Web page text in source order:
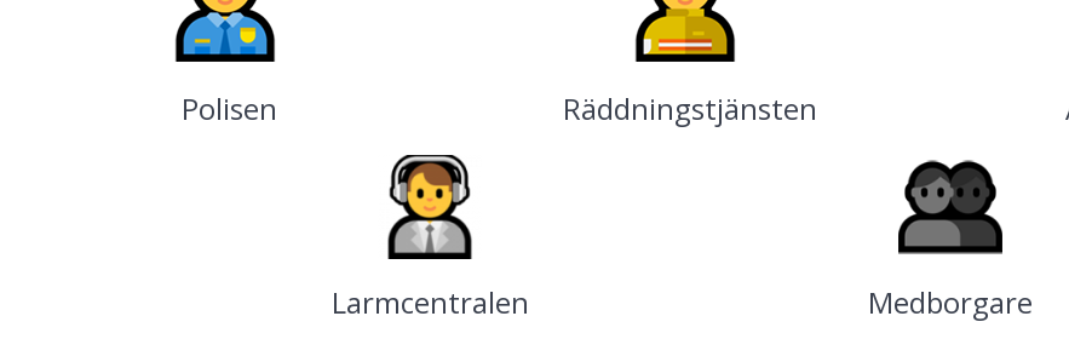
Polisen Räddningstjänsten
Larmcentralen Medborgare